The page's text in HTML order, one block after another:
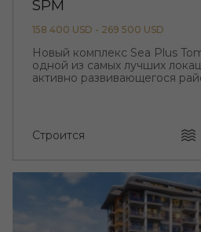
SPM
158 400 USD - 269 500 USD
Новый комплекс Sea Plus
одной из самых лучших
активно развивающегося
Строится